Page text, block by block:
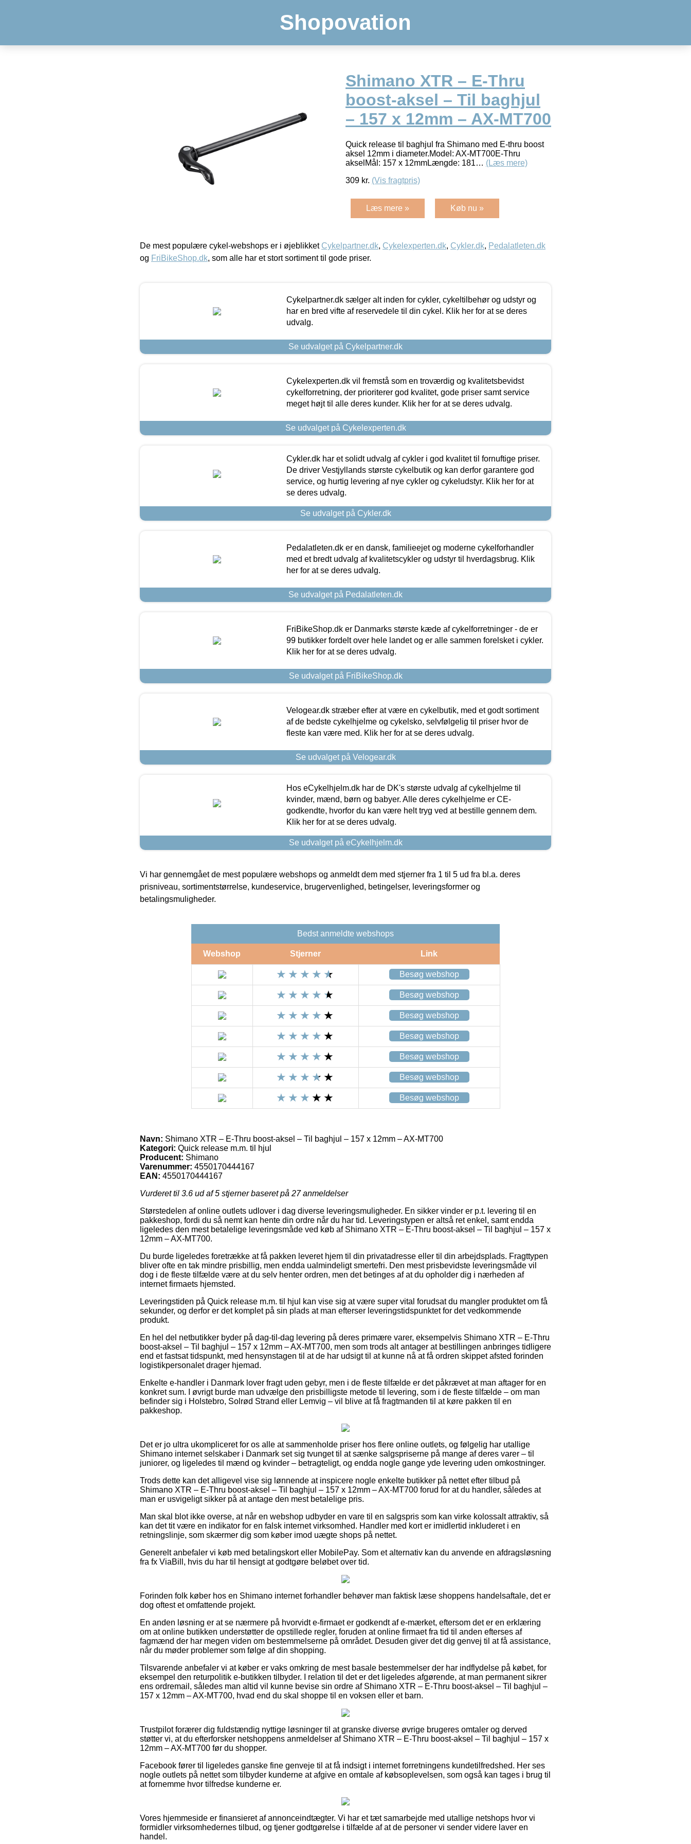
Shopovation
Shimano XTR – E-Thru
boost-aksel – Til baghjul
– 157 x 12mm – AX-MT700
Quick release til baghjul fra Shimano med E-thru boost
aksel 12mm i diameter.Model: AX-MT700E-Thru
akselMål: 157 x 12mmLængde: 181… (Læs mere)
309 kr. (Vis fragtpris)
Læs mere » Køb nu »
De mest populære cykel-webshops er i øjeblikket Cykelpartner.dk, Cykelexperten.dk, Cykler.dk, Pedalatleten.dk
og FriBikeShop.dk, som alle har et stort sortiment til gode priser.
Cykelpartner.dk sælger alt inden for cykler, cykeltilbehør og udstyr og
har en bred vifte af reservedele til din cykel. Klik her for at se deres
udvalg.
Se udvalget på Cykelpartner.dk
Cykelexperten.dk vil fremstå som en troværdig og kvalitetsbevidst
cykelforretning, der prioriterer god kvalitet, gode priser samt service
meget højt til alle deres kunder. Klik her for at se deres udvalg.
Se udvalget på Cykelexperten.dk
Cykler.dk har et solidt udvalg af cykler i god kvalitet til fornuftige priser.
De driver Vestjyllands største cykelbutik og kan derfor garantere god
service, og hurtig levering af nye cykler og cykeludstyr. Klik her for at
se deres udvalg.
Se udvalget på Cykler.dk
Pedalatleten.dk er en dansk, familieejet og moderne cykelforhandler
med et bredt udvalg af kvalitetscykler og udstyr til hverdagsbrug. Klik
her for at se deres udvalg.
Se udvalget på Pedalatleten.dk
FriBikeShop.dk er Danmarks største kæde af cykelforretninger - de er
99 butikker fordelt over hele landet og er alle sammen forelsket i cykler.
Klik her for at se deres udvalg.
Se udvalget på FriBikeShop.dk
Velogear.dk stræber efter at være en cykelbutik, med et godt sortiment
af de bedste cykelhjelme og cykelsko, selvfølgelig til priser hvor de
fleste kan være med. Klik her for at se deres udvalg.
Se udvalget på Velogear.dk
Hos eCykelhjelm.dk har de DK's største udvalg af cykelhjelme til
kvinder, mænd, børn og babyer. Alle deres cykelhjelme er CE-
godkendte, hvorfor du kan være helt tryg ved at bestille gennem dem.
Klik her for at se deres udvalg.
Se udvalget på eCykelhjelm.dk
Vi har gennemgået de mest populære webshops og anmeldt dem med stjerner fra 1 til 5 ud fra bl.a. deres
prisniveau, sortimentstørrelse, kundeservice, brugervenlighed, betingelser, leveringsformer og
betalingsmuligheder.
Bedst anmeldte webshops
Webshop Stjerner Link
Besøg webshop
Besøg webshop
Besøg webshop
Besøg webshop
Besøg webshop
Besøg webshop
Besøg webshop
Navn: Shimano XTR – E-Thru boost-aksel – Til baghjul – 157 x 12mm – AX-MT700
Kategori: Quick release m.m. til hjul
Producent: Shimano
Varenummer: 4550170444167
EAN: 4550170444167
Vurderet til 3.6 ud af 5 stjerner baseret på 27anmeldelser
Størstedelen af online outlets udlover i dag diverse leveringsmuligheder. En sikker vinder er p.t. levering til en
pakkeshop, fordi du så nemt kan hente din ordre når du har tid. Leveringstypen er altså ret enkel, samt endda
ligeledes den mest betalelige leveringsmåde ved køb af Shimano XTR – E-Thru boost-aksel – Til baghjul – 157 x
12mm – AX-MT700.
Du burde ligeledes foretrække at få pakken leveret hjem til din privatadresse eller til din arbejdsplads. Fragttypen
bliver ofte en tak mindre prisbillig, men endda ualmindeligt smertefri. Den mest prisbevidste leveringsmåde vil
dog i de fleste tilfælde være at du selv henter ordren, men det betinges af at du opholder dig i nærheden af
internet firmaets hjemsted.
Leveringstiden på Quick release m.m. til hjul kan vise sig at være super vital forudsat du mangler produktet om få
sekunder, og derfor er det komplet på sin plads at man efterser leveringstidspunktet for det vedkommende
produkt.
En hel del netbutikker byder på dag-til-dag levering på deres primære varer, eksempelvis Shimano XTR – E-Thru
boost-aksel – Til baghjul – 157 x 12mm – AX-MT700, men som trods alt antager at bestillingen anbringes tidligere
end et fastsat tidspunkt, med hensynstagen til at de har udsigt til at kunne nå at få ordren skippet afsted forinden
logistikpersonalet drager hjemad.
Enkelte e-handler i Danmark lover fragt uden gebyr, men i de fleste tilfælde er det påkrævet at man aftager for en
konkret sum. I øvrigt burde man udvælge den prisbilligste metode til levering, som i de fleste tilfælde – om man
befinder sig i Holstebro, Solrød Strand eller Lemvig – vil blive at få fragtmanden til at køre pakken til en
pakkeshop.
Det er jo ultra ukompliceret for os alle at sammenholde priser hos flere online outlets, og følgelig har utallige
Shimano internet selskaber i Danmark set sig tvunget til at sænke salgspriserne på mange af deres varer – til
juniorer, og ligeledes til mænd og kvinder – betragteligt, og endda nogle gange yde levering uden omkostninger.
Trods dette kan det alligevel vise sig lønnende at inspicere nogle enkelte butikker på nettet efter tilbud på
Shimano XTR – E-Thru boost-aksel – Til baghjul – 157 x 12mm – AX-MT700 forud for at du handler, således at
man er usvigeligt sikker på at antage den mest betalelige pris.
Man skal blot ikke overse, at når en webshop udbyder en vare til en salgspris som kan virke kolossalt attraktiv, så
kan det tit være en indikator for en falsk internet virksomhed. Handler med kort er imidlertid inkluderet i en
retningslinje, som skærmer dig som køber imod uægte shops på nettet.
Generelt anbefaler vi køb med betalingskort eller MobilePay. Som et alternativ kan du anvende en afdragsløsning
fra fx ViaBill, hvis du har til hensigt at godtgøre beløbet over tid.
Forinden folk køber hos en Shimano internet forhandler behøver man faktisk læse shoppens handelsaftale, det er
dog oftest et omfattende projekt.
En anden løsning er at se nærmere på hvorvidt e-firmaet er godkendt af e-mærket, eftersom det er en erklæring
om at online butikken understøtter de opstillede regler, foruden at online firmaet fra tid til anden efterses af
fagmænd der har megen viden om bestemmelserne på området. Desuden giver det dig genvej til at få assistance,
når du møder problemer som følge af din shopping.
Tilsvarende anbefaler vi at køber er vaks omkring de mest basale bestemmelser der har indflydelse på købet, for
eksempel den returpolitik e-butikken tilbyder. I relation til det er det ligeledes afgørende, at man permanent sikrer
ens ordremail, således man altid vil kunne bevise sin ordre af Shimano XTR – E-Thru boost-aksel – Til baghjul –
157 x 12mm – AX-MT700, hvad end du skal shoppe til en voksen eller et barn.
Trustpilot forærer dig fuldstændig nyttige løsninger til at granske diverse øvrige brugeres omtaler og derved
støtter vi, at du efterforsker netshoppens anmeldelser af Shimano XTR – E-Thru boost-aksel – Til baghjul – 157 x
12mm – AX-MT700 før du shopper.
Facebook fører til ligeledes ganske fine genveje til at få indsigt i internet forretningens kundetilfredshed. Her ses
nogle outlets på nettet som tilbyder kunderne at afgive en omtale af købsoplevelsen, som også kan tages i brug til
at fornemme hvor tilfredse kunderne er.
Vores hjemmeside er finansieret af annonceindtægter. Vi har et tæt samarbejde med utallige netshops hvor vi
formidler virksomhedernes tilbud, og tjener godtgørelse i tilfælde af at de personer vi sender videre laver en
handel.